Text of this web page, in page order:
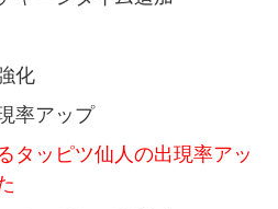
化
率アップ
タッピツ仙人の出現率アッ